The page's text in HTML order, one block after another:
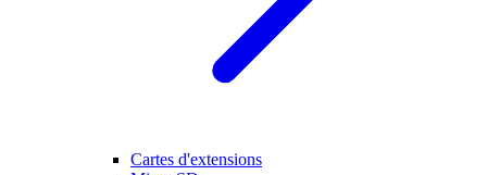
Cartes d'extensions